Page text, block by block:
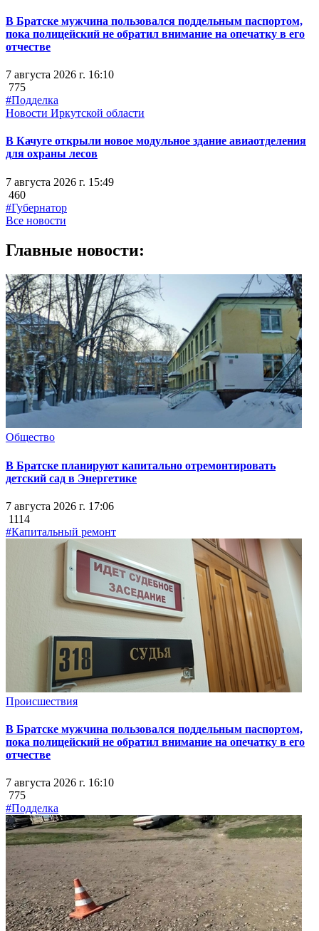
В Братске мужчина пользовался поддельным паспортом,
пока полицейский не обратил внимание на опечатку в его
отчестве
7 августа 2026 г. 16:10
775
#Подделка
Новости Иркутской области
В Качуге открыли новое модульное здание авиаотделения
для охраны лесов
7 августа 2026 г. 15:49
460
#Губернатор
Все новости
Главные новости:
Общество
В Братске планируют капитально отремонтировать
детский сад в Энергетике
7 августа 2026 г. 17:06
1114
#Капитальный ремонт
Происшествия
В Братске мужчина пользовался поддельным паспортом,
пока полицейский не обратил внимание на опечатку в его
отчестве
7 августа 2026 г. 16:10
775
#Подделка